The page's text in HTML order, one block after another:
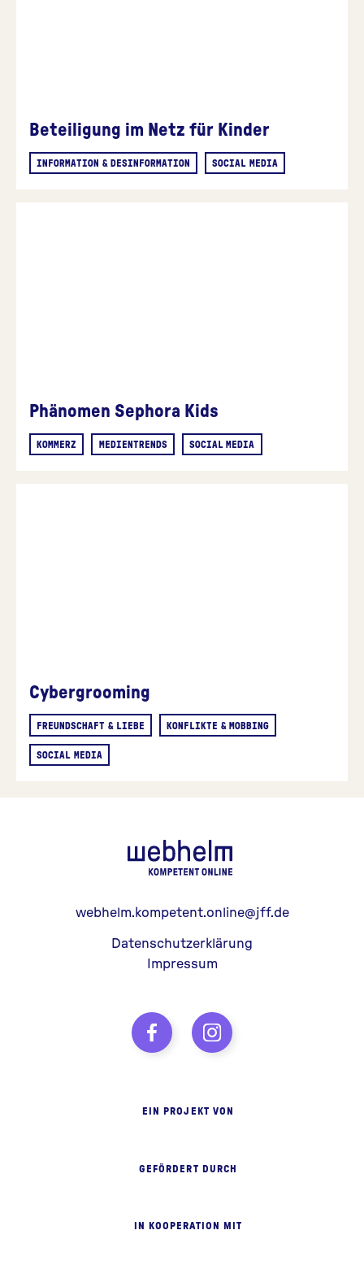
Beteiligung im Netz für Kinder
INFORMATION & DESINFORMATION SOCIAL MEDIA
Phänomen Sephora Kids
KOMMERZ MEDIENTRENDS SOCIAL MEDIA
Cybergrooming
FREUNDSCHAFT & LIEBE KONFLIKTE & MOBBING
SOCIAL MEDIA
webhelm.kompetent.online@jff.de
Datenschutzerklärung
Impressum
EIN PROJEKT VON
GEFÖRDERT DURCH
IN KOOPERATION MIT